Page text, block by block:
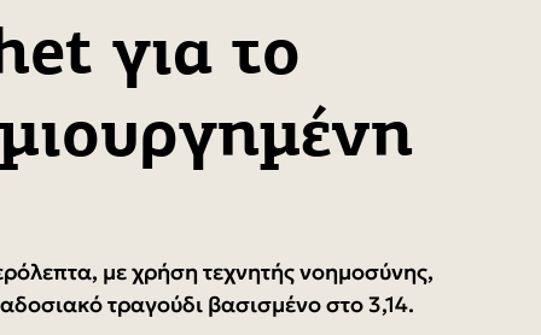
για το
με χρήση τεχνητής νοημοσύνης,
τραγούδι βασισμένο στο 3,14.